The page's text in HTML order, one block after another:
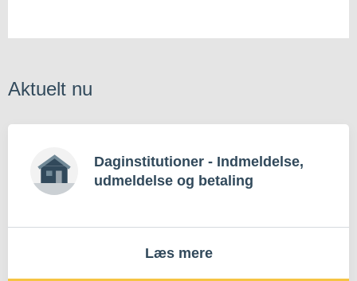
Aktuelt nu
Daginstitutioner - Indmeldelse,
udmeldelse og betaling
Læs mere